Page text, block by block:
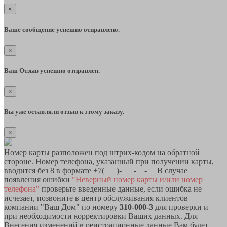
×
Ваше сообщение успешно отправлено.
×
Ваш Отзыв успешно отправлен.
×
Вы уже оставляли отзыв к этому заказу.
×
Номер карты разположен под штрих-кодом на обратной
стороне. Номер телефона, указанный при получении карты,
вводится без 8 в формате +7(___)-___-__-__ В случае
появления ошибки "Неверный номер карты и/или номер
телефона" проверьте введенные данные, если ошибка не
исчезает, позвоните в центр обслуживания клиентов
компании "Ваш Дом" по номеру 310-000-3 для проверки и
при необходимости корректировки Ваших данных. Для